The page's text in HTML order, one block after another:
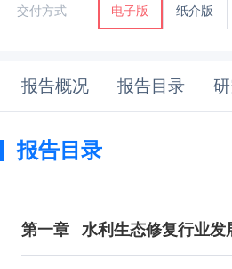
交付方式 电子版 纸介版
报告概况 报告目录
报告目录
第一章 水利生态修复行业发